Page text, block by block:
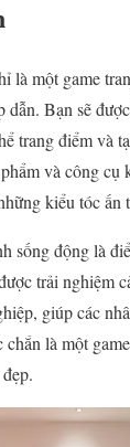
là một game
dẫn. Bạn sẽ
trang điểm và
và công cụ
kiểu tóc ấn
sống động là
trải nghiệm
giúp các
là một